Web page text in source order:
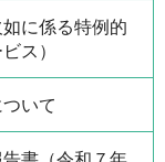
に係る特例的
ス）
いて